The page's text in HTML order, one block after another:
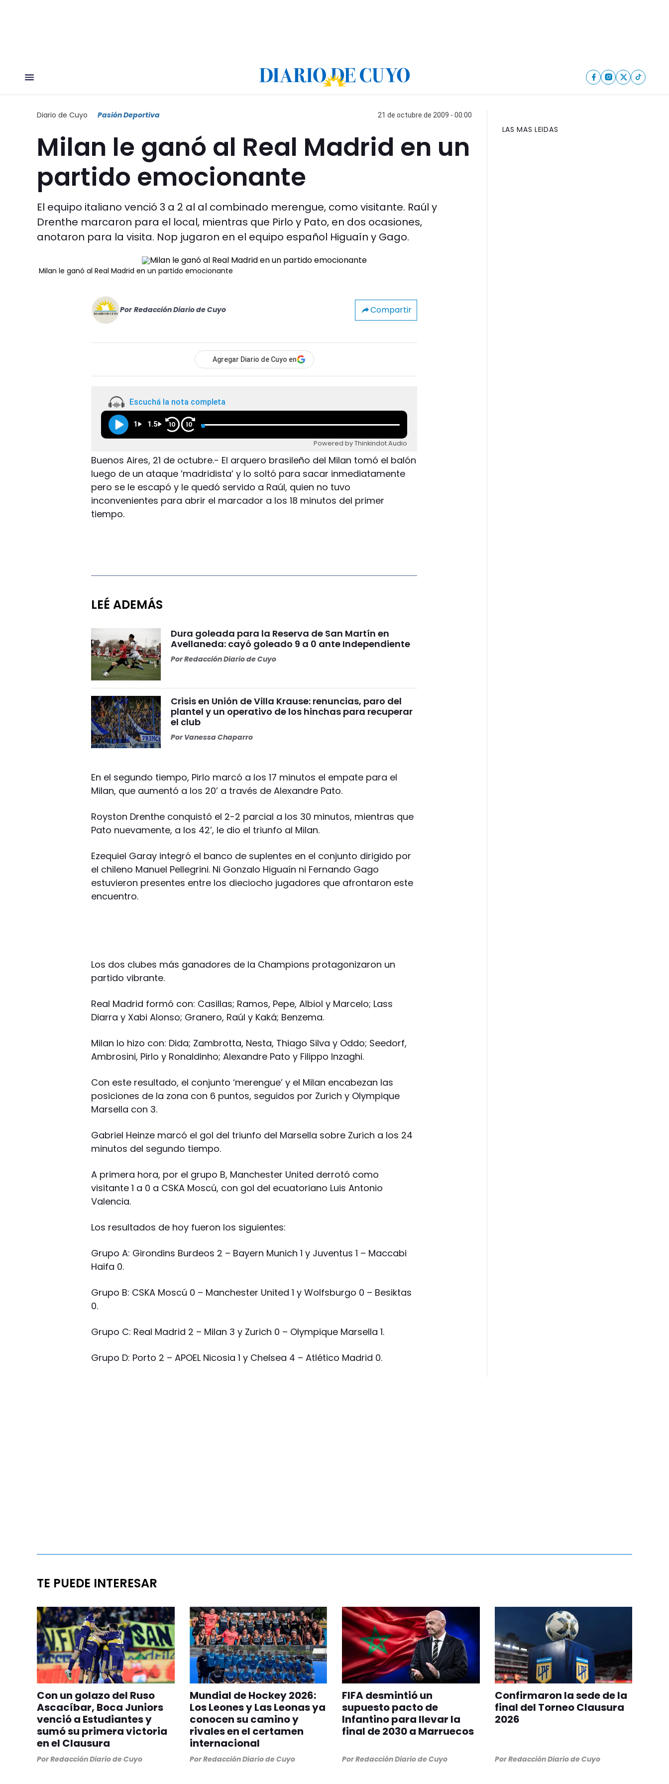
Diario de Cuyo Pasión Deportiva 21 de octubre de 2009 - 00:00
Milan le ganó al Real Madrid en un
partido emocionante
El equipo italiano venció 3 a 2 al al combinado merengue, como visitante. Raúl y
Drenthe marcaron para el local, mientras que Pirlo y Pato, en dos ocasiones,
anotaron para la visita. Nop jugaron en el equipo español Higuaín y Gago.
Milan le ganó al Real Madrid en un partido emocionante
Por Redacción Diario de Cuyo Compartir
Agregar Diario de Cuyo en
Escuchá la nota completa
1 1.5 10 10
Powered by Thinkindot Audio
Buenos Aires, 21 de octubre.- El arquero brasileño del Milan tomó el balón
luego de un ataque ’madridista’ y lo soltó para sacar inmediatamente
pero se le escapó y le quedó servido a Raúl, quien no tuvo
inconvenientes para abrir el marcador a los 18 minutos del primer
tiempo.
LEÉ ADEMÁS
Dura goleada para la Reserva de San Martín en
Avellaneda: cayó goleado 9 a 0 ante Independiente
PorRedacción Diario de Cuyo
Crisis en Unión de Villa Krause: renuncias, paro del
plantel y un operativo de los hinchas para recuperar
el club
PorVanessa Chaparro
En el segundo tiempo, Pirlo marcó a los 17 minutos el empate para el
Milan, que aumentó a los 20’ a través de Alexandre Pato.
Royston Drenthe conquistó el 2-2 parcial a los 30 minutos, mientras que
Pato nuevamente, a los 42’, le dio el triunfo al Milan.
Ezequiel Garay integró el banco de suplentes en el conjunto dirigido por
el chileno Manuel Pellegrini. Ni Gonzalo Higuaín ni Fernando Gago
estuvieron presentes entre los dieciocho jugadores que afrontaron este
encuentro.
Los dos clubes más ganadores de la Champions protagonizaron un
partido vibrante.
Real Madrid formó con: Casillas; Ramos, Pepe, Albiol y Marcelo; Lass
Diarra y Xabi Alonso; Granero, Raúl y Kaká; Benzema.
Milan lo hizo con: Dida; Zambrotta, Nesta, Thiago Silva y Oddo; Seedorf,
Ambrosini, Pirlo y Ronaldinho; Alexandre Pato y Filippo Inzaghi.
Con este resultado, el conjunto ‘merengue’ y el Milan encabezan las
posiciones de la zona con 6 puntos, seguidos por Zurich y Olympique
Marsella con 3.
Gabriel Heinze marcó el gol del triunfo del Marsella sobre Zurich a los 24
minutos del segundo tiempo.
A primera hora, por el grupo B, Manchester United derrotó como
visitante 1 a 0 a CSKA Moscú, con gol del ecuatoriano Luis Antonio
Valencia.
Los resultados de hoy fueron los siguientes:
Grupo A: Girondins Burdeos 2 – Bayern Munich 1 y Juventus 1 – Maccabi
Haifa 0.
Grupo B: CSKA Moscú 0 – Manchester United 1 y Wolfsburgo 0 – Besiktas
0.
Grupo C: Real Madrid 2 – Milan 3 y Zurich 0 – Olympique Marsella 1.
Grupo D: Porto 2 – APOEL Nicosia 1 y Chelsea 4 – Atlético Madrid 0.
LAS MAS LEIDAS
TE PUEDE INTERESAR
Con un golazo del Ruso
Ascacíbar, Boca Juniors
venció a Estudiantes y
sumó su primera victoria
en el Clausura
PorRedacción Diario de Cuyo
Mundial de Hockey 2026:
Los Leones y Las Leonas ya
conocen su camino y
rivales en el certamen
internacional
PorRedacción Diario de Cuyo
FIFA desmintió un
supuesto pacto de
Infantino para llevar la
final de 2030 a Marruecos
PorRedacción Diario de Cuyo
Confirmaron la sede de la
final del Torneo Clausura
2026
PorRedacción Diario de Cuyo